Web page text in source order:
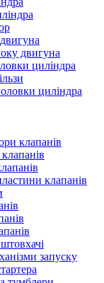
двигуна
циліндра
циліндра
клапанів
клапанів
запуску